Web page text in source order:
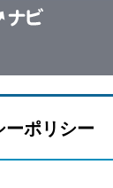
ーポリシー